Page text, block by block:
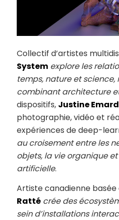
Collectif d’artistes
System explore les
temps, nature et science,
combinant architecture
dispositifs, Justine Emard
photographie, vidéo et
expériences de deep-
au croisement entre les
objets, la vie organique
artificielle.
Artiste canadienne basée
Ratté crée des
sein d’installations